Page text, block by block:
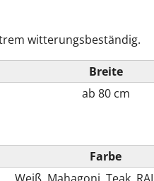
witterungsbeständig.
Breite
ab 80 cm
Farbe